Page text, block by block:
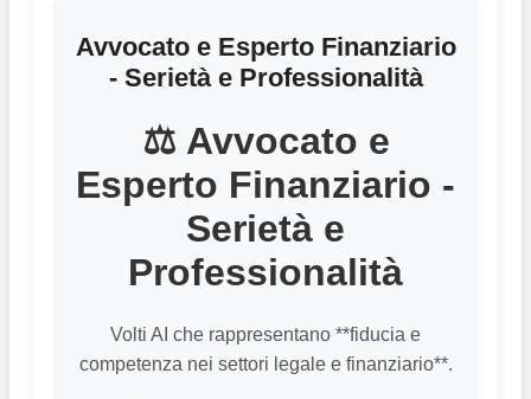
Avvocato e Esperto Finanziario
- Serietà e Professionalità
⚖️ Avvocato e
Esperto Finanziario -
Serietà e
Professionalità
Volti AI che rappresentano **fiducia e
competenza nei settori legale e finanziario**.